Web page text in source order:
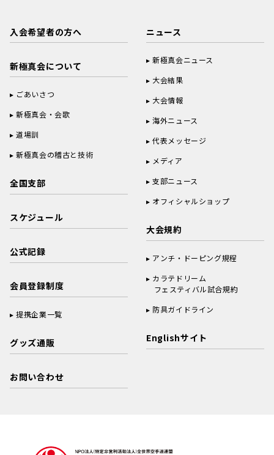
入会希望者の方へ
新極真会について
ごあいさつ
新極真会・会歌
道場訓
新極真会の稽古と技術
全国支部
スケジュール
公式記録
会員登録制度
提携企業一覧
グッズ通販
お問い合わせ
ニュース
新極真会ニュース
大会結果
大会情報
海外ニュース
代表メッセージ
メディア
支部ニュース
オフィシャルショップ
大会規約
アンチ・ドーピング規程
カラテドリーム
フェスティバル試合規約
防具ガイドライン
Englishサイト